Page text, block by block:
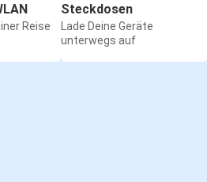
Reise
Steckdosen
Lade Deine Geräte
unterwegs auf